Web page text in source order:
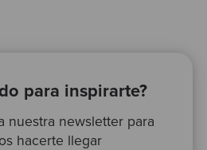
para inspirarte?
nuestra newsletter para
hacerte llegar